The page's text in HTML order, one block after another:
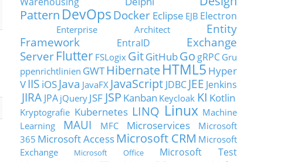
Pattern DevOps Docker Eclipse EJB Electron
Enterprise Architect
Entity
Framework
EntraID
Exchange
Server Flutter FSLogix GitGitHubGo gRPC Gru
ppenrichtlinien GWT HibernateHTML5 Hyper
VIIS iOSJava JavaFX JavaScript JDBC JEE Jenkins
JIRA JPA jQuery JSF JSP Kanban Keycloak KI Kotlin
Kryptografie Kubernetes LINQ Linux Machine
Learning
MAUI MFC Microservices
Microsoft
365 Microsoft Access Microsoft CRM Microsoft
Exchange
Microsoft Office
Microsoft Test